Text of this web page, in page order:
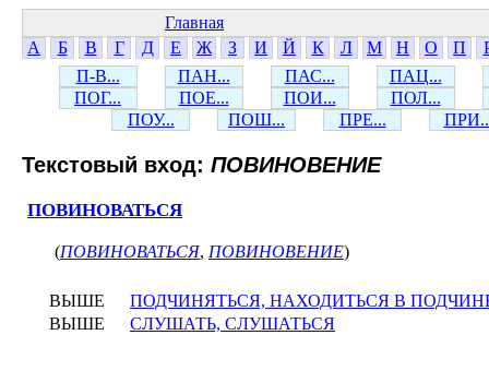
Главная
А
Б В Г Д Е Ж З И Й К Л М Н О П
П-В...
ПАН... ПАС...
ПАЦ...
ПОГ...
ПОЕ... ПОИ...
ПОЛ...
ПОУ...
ПОШ... ПРЕ...
Текстовый вход: ПОВИНОВЕНИЕ
ПОВИНОВАТЬСЯ
(ПОВИНОВАТЬСЯ, ПОВИНОВЕНИЕ)
ВЫШЕ
ПОДЧИНЯТЬСЯ, НАХОДИТЬСЯ В
ВЫШЕ
СЛУШАТЬ, СЛУШАТЬСЯ